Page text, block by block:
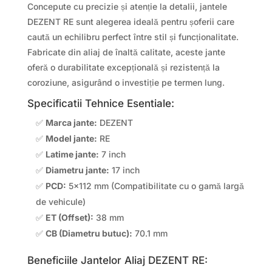
Concepute cu precizie și atenție la detalii, jantele
DEZENT RE sunt alegerea ideală pentru șoferii care
caută un echilibru perfect între stil și funcționalitate.
Fabricate din aliaj de înaltă calitate, aceste jante
oferă o durabilitate excepțională și rezistență la
coroziune, asigurând o investiție pe termen lung.
Specificatii Tehnice Esentiale:
✅ Marca jante: DEZENT
✅ Model jante: RE
✅ Latime jante: 7 inch
✅ Diametru jante: 17 inch
✅ PCD: 5×112 mm (Compatibilitate cu o gamă largă
de vehicule)
✅ ET (Offset): 38 mm
✅ CB (Diametru butuc): 70.1 mm
Beneficiile Jantelor Aliaj DEZENT RE: